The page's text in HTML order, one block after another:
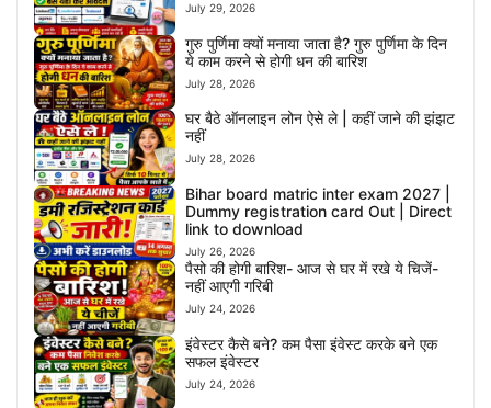
July 29, 2026
गुरु पुर्णिमा क्यों मनाया जाता है? गुरु पुर्णिमा के दिन
ये काम करने से होगी धन की बारिश
July 28, 2026
घर बैठे ऑनलाइन लोन ऐसे ले | कहीं जाने की झंझट
नहीं
July 28, 2026
Bihar board matric inter exam 2027 |
Dummy registration card Out | Direct
link to download
July 26, 2026
पैसो की होगी बारिश- आज से घर में रखे ये चिजें-
नहीं आएगी गरिबी
July 24, 2026
इंवेस्टर कैसे बने? कम पैसा इंवेस्ट करके बने एक
सफल इंवेस्टर
July 24, 2026